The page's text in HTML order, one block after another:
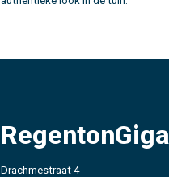
Drachmestraat 4